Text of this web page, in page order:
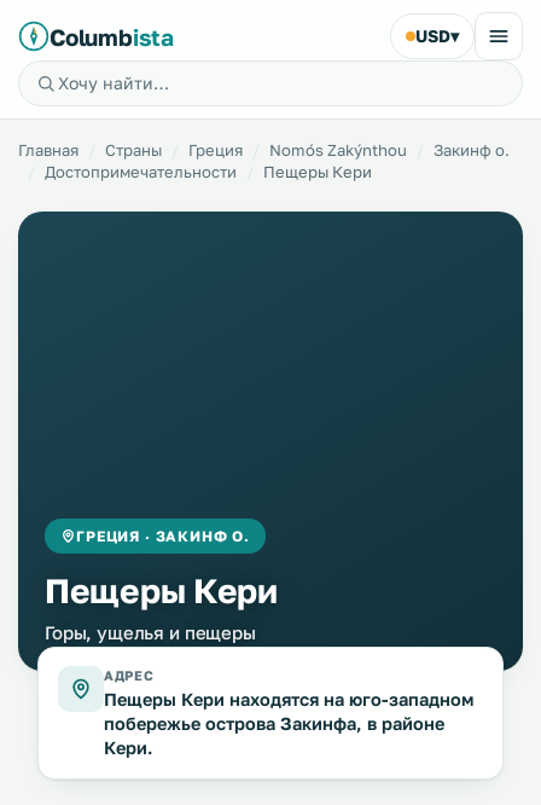
Columbista USD▾
Главная Страны Греция Nomós Zakýnthou
Закинф о.
Достопримечательности
Пещеры Кери
ГРЕЦИЯ · ЗАКИНФ О.
Пещеры Кери
Горы, ущелья и пещеры
АДРЕС
Пещеры Кери находятся на юго-западном
побережье острова Закинфа, в районе
Кери.